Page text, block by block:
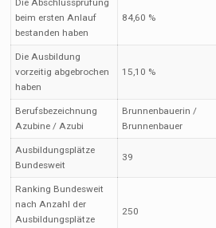
Die Abschlussprüfung
beim ersten Anlauf
bestanden haben
84,60 %
Die Ausbildung
vorzeitig abgebrochen
haben
15,10 %
Berufsbezeichnung
Azubine / Azubi
Brunnenbauerin /
Brunnenbauer
Ausbildungsplätze
Bundesweit
39
Ranking Bundesweit
nach Anzahl der
Ausbildungsplätze
250